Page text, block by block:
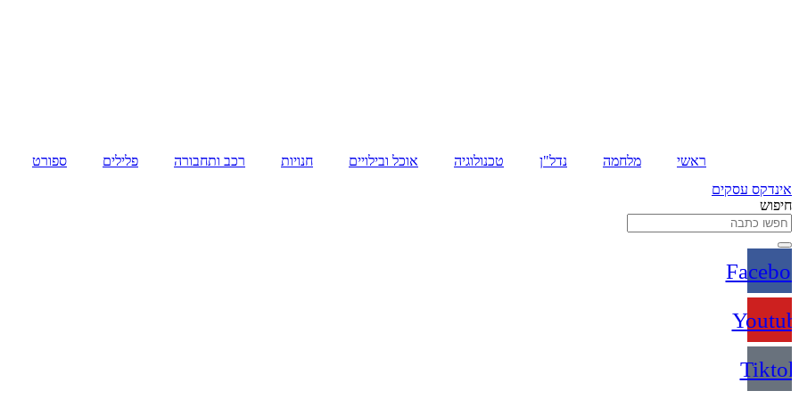
ראשי מלחמה נדל"ן טכנולוגיה אוכל ובילויים חנויות רכב ותחבורה פלילים ספורט
אינדקס עסקים
חיפוש
Tiktok